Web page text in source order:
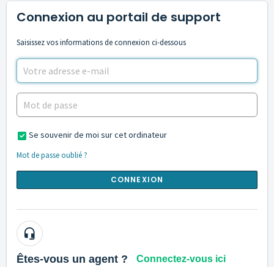
Connexion au portail de support
Saisissez vos informations de connexion ci-dessous
Se souvenir de moi sur cet ordinateur
Mot de passe oublié ?
CONNEXION
Êtes-vous un agent ? Connectez-vous ici